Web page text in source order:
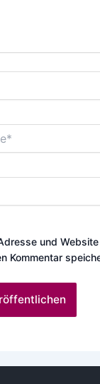
und
Kommentar